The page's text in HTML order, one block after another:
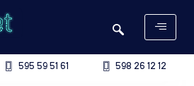
595 59 51 61 598 26 12 12